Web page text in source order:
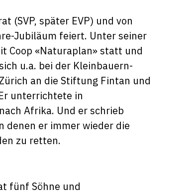
(SVP, später EVP) und von
Jubiläum feiert. Unter seiner
Coop «Naturaplan» statt und
u.a. bei der Kleinbauern-
an die Stiftung Fintan und
unterrichtete in
Afrika. Und er schrieb
denen er immer wieder die
zu retten.
fünf Söhne und